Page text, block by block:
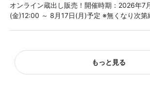
オンライン蔵出し販売！開催時期：2026年7
(金)12:00 ～ 8月17日(月)予定 ※無くなり次第
もっと見る